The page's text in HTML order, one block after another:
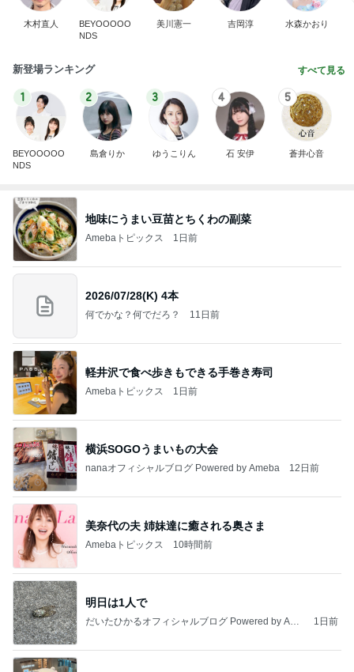
木村直人
BEYOOOOO
NDS
美川憲一 吉岡淳 水森かおり
新登場ランキング すべて見る
1
BEYOOOOO
NDS
2
島倉りか
3
ゆうこりん
4
石 安伊
5
蒼井心音
地味にうまい豆苗とちくわの副菜
Amebaトピックス 1日前
2026/07/28(K) 4本
何でかな？何でだろ？ 11日前
軽井沢で食べ歩きもできる手巻き寿司
Amebaトピックス 1日前
横浜SOGOうまいもの大会
nanaオフィシャルブログ Powered by Ameba 12日前
美奈代の夫 姉妹達に癒される奥さま
Amebaトピックス 10時間前
明日は1人で
だいたひかるオフィシャルブログ Powered by Ame
1日前